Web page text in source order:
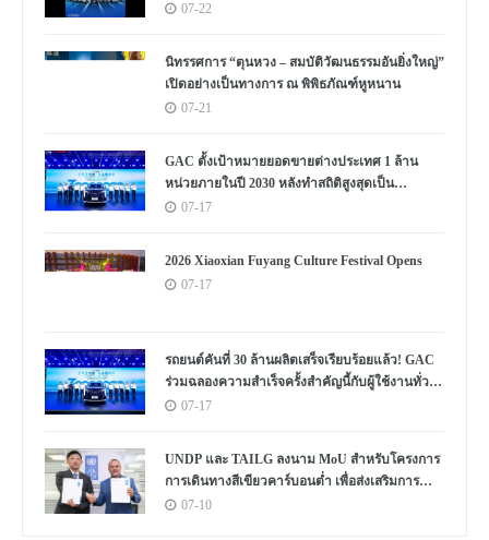
07-22
นิทรรศการ “ตุนหวง – สมบัติวัฒนธรรมอันยิ่งใหญ่”
เปิดอย่างเป็นทางการ ณ พิพิธภัณฑ์หูหนาน
07-21
GAC ตั้งเป้าหมายยอดขายต่างประเทศ 1 ล้าน
หน่วยภายในปี 2030 หลังทำสถิติสูงสุดเป็น
ประวัติการณ์
07-17
2026 Xiaoxian Fuyang Culture Festival Opens
07-17
รถยนต์คันที่ 30 ล้านผลิตเสร็จเรียบร้อยแล้ว! GAC
ร่วมฉลองความสำเร็จครั้งสำคัญนี้กับผู้ใช้งานทั่ว
โลก07-17
UNDP และ TAILG ลงนาม MoU สำหรับโครงการ
การเดินทางสีเขียวคาร์บอนต่ำ เพื่อส่งเสริมการ
พัฒนาอย่างยั่งยืนในแอฟริกาและทั่วโลก
07-10